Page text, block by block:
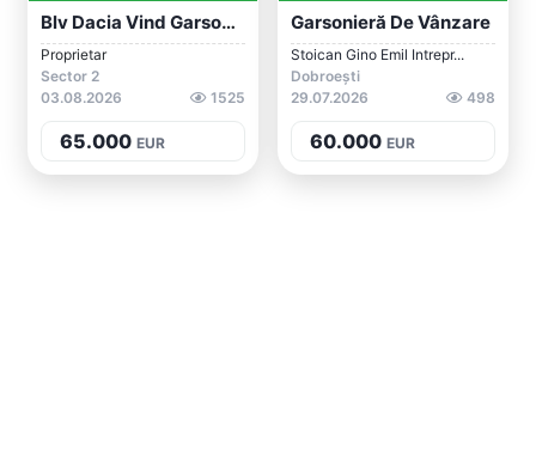
Blv Dacia Vind Garsoniera Programul Nati...
Proprietar
Sector 2
03.08.2026
1525
65.000 EUR
Garsonieră De Vânzare
Stoican Gino Emil Intrepr...
Dobroești
29.07.2026
498
60.000 EUR